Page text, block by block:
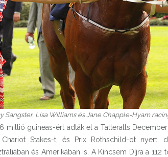
Sangster, Lisa Williams és Jane Chapple-Hyam
millió guineas-ért adták el a Tatteralls
Stakes-t, és Prix Rothschild-ot nyert,
és Amerikában is. A Kincsem Díjra a